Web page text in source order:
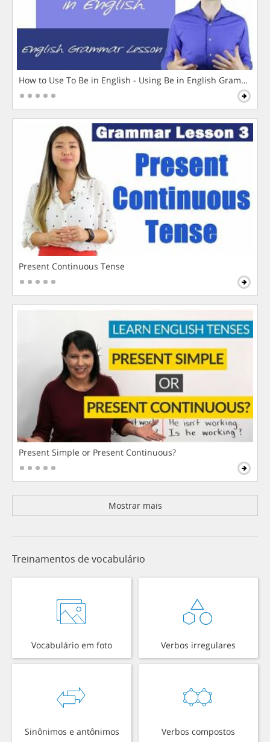
How to Use To Be in English - Using Be in English Grammar
Present Continuous Tense
Present Simple or Present Continuous?
Mostrar mais
Treinamentos de vocabulário
Vocabulário em foto Verbos irregulares
Sinônimos e antônimos Verbos compostos